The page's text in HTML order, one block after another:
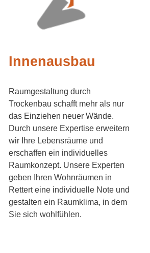
Innenausbau
Raumgestaltung durch
Trockenbau schafft mehr als nur
das Einziehen neuer Wände.
Durch unsere Expertise erweitern
wir Ihre Lebensräume und
erschaffen ein individuelles
Raumkonzept. Unsere Experten
geben Ihren Wohnräumen in
Rettert eine individuelle Note und
gestalten ein Raumklima, in dem
Sie sich wohlfühlen.